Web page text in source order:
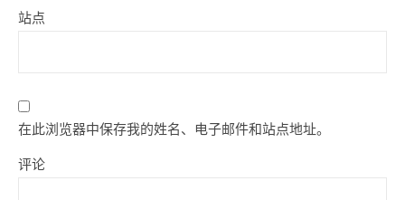
站点
在此浏览器中保存我的姓名、电子邮件和站点地址。
评论